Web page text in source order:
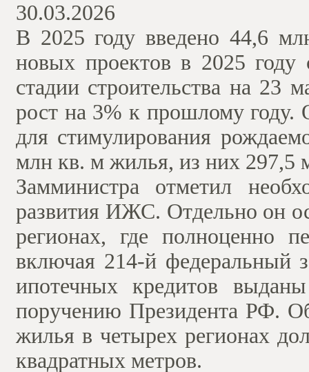
30.03.2026
В 2025 году введено 44,6
новых проектов в 2025
стадии строительства на
рост на 3% к прошлому году.
для стимулирования
млн кв. м жилья, из них 297,5
Замминистра отметил
развития ИЖС. Отдельно он
регионах, где полноценно
включая 214-й федеральный
ипотечных кредитов
поручению Президента РФ.
жилья в четырех регионах
квадратных метров.